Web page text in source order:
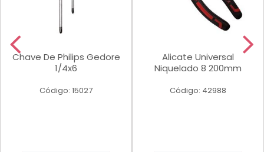
Chave De Philips Gedore
1/4x6
Código: 15027
Alicate Universal
Niquelado 8 200mm
Código: 42988